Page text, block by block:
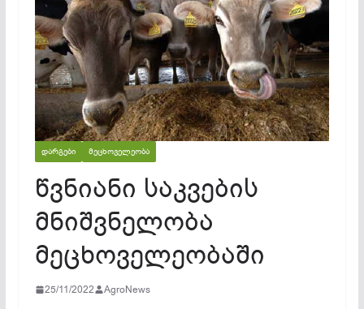
ᲓᲐᲠᲒᲔᲑᲘ ᲛᲔᲪᲮᲝᲕᲔᲚᲔᲝᲑᲐ
წვნიანი საკვების
მნიშვნელობა
მეცხოველეობაში
25/11/2022 AgroNews